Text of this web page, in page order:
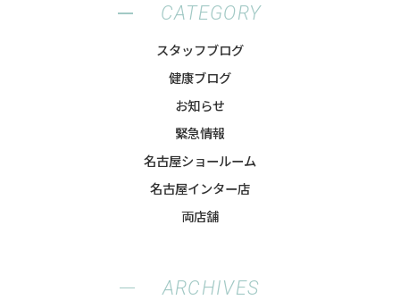
CATEGORY
スタッフブログ
健康ブログ
お知らせ
緊急情報
名古屋ショールーム
名古屋インター店
両店舗
ARCHIVES